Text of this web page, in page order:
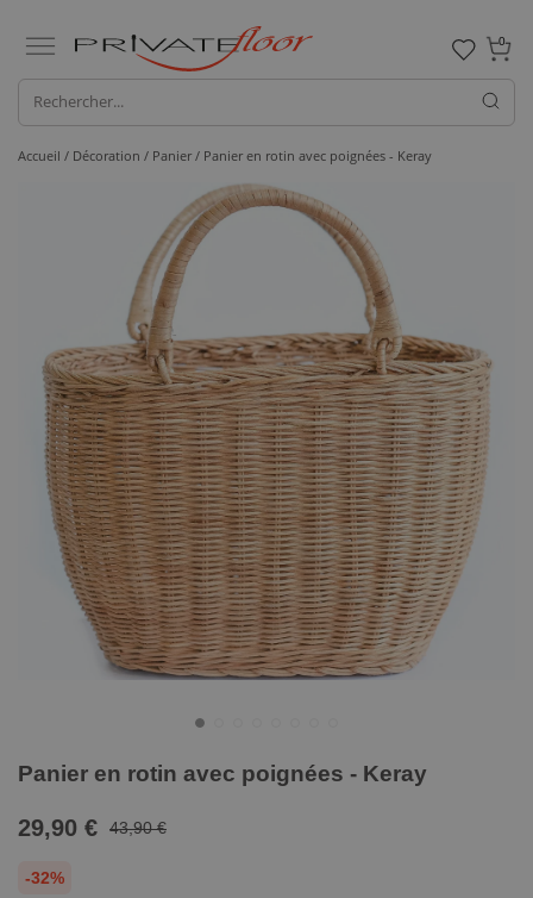
0
Accueil / Décoration / Panier / Panier en rotin avec poignées - Keray
Panier en rotin avec poignées - Keray
29,90 € 43,90 €
-32%